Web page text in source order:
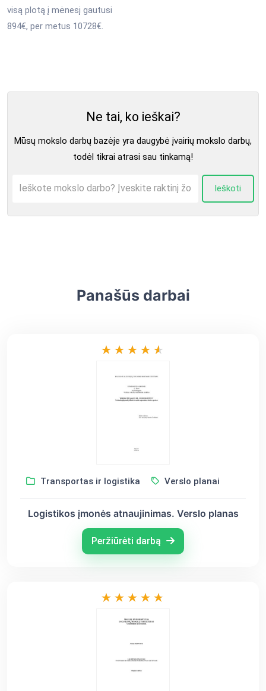
visą plotą į mėnesį gautusi
894€, per metus 10728€.
Ne tai, ko ieškai?
Mūsų mokslo darbų bazėje yra daugybė įvairių mokslo darbų,
todėl tikrai atrasi sau tinkamą!
Ieškoti
Panašūs darbai
Transportas ir logistika Verslo planai
Logistikos įmonės atnaujinimas. Verslo planas
Peržiūrėti darbą